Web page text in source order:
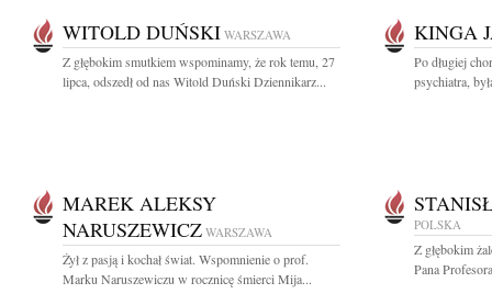
WITOLD DUŃSKI WARSZAWA
Z głębokim smutkiem wspominamy, że rok temu, 27
lipca, odszedł od nas Witold Duński Dziennikarz...
KINGA
Po długiej
psychiatra,
MAREK ALEKSY
NARUSZEWICZ WARSZAWA
Żył z pasją i kochał świat. Wspomnienie o prof.
Marku Naruszewiczu w rocznicę śmierci Mija...
POLSKA
Z głębokim
Pana